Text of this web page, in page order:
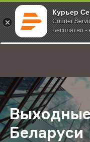
Курьер
Courier
Бесплатно -
;
Главная О компании
Беларуси